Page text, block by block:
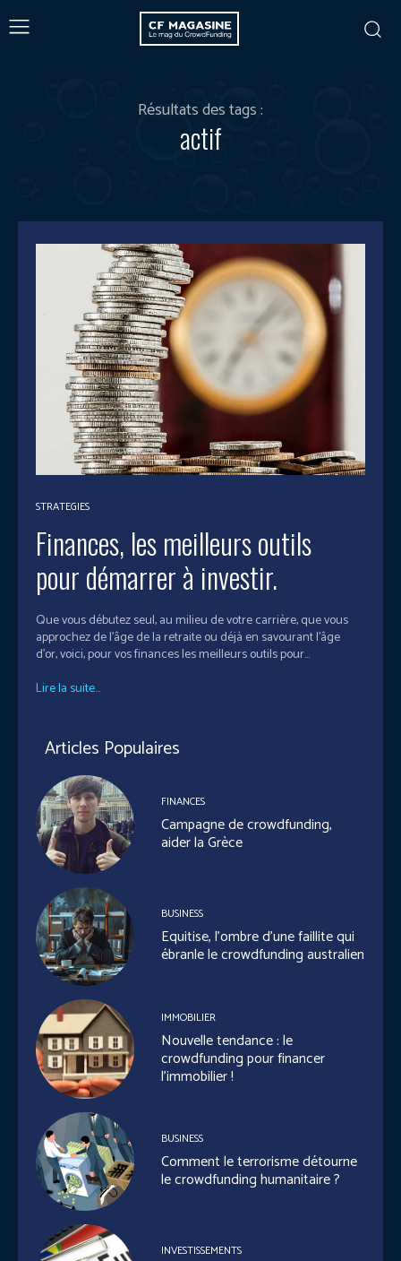
Résultats des tags :
actif
STRATEGIES
Finances, les meilleurs outils
pour démarrer à investir.
Que vous débutez seul, au milieu de votre carrière, que vous
approchez de l'âge de la retraite ou déjà en savourant l’âge
d'or, voici, pour vos finances les meilleurs outils pour...
Lire la suite...
Articles Populaires
FINANCES
Campagne de crowdfunding,
aider la Grèce
BUSINESS
Equitise, l’ombre d’une faillite qui
ébranle le crowdfunding australien
IMMOBILIER
Nouvelle tendance : le
crowdfunding pour financer
l’immobilier !
BUSINESS
Comment le terrorisme détourne
le crowdfunding humanitaire ?
INVESTISSEMENTS